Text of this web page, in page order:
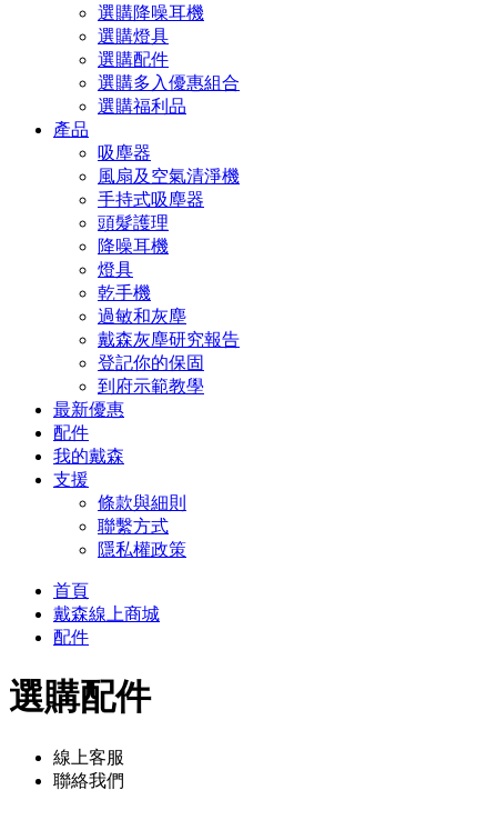
選購降噪耳機
選購燈具
選購配件
選購多入優惠組合
選購福利品
產品
吸塵器
風扇及空氣清淨機
手持式吸塵器
頭髮護理
降噪耳機
燈具
乾手機
過敏和灰塵
戴森灰塵研究報告
登記你的保固
到府示範教學
最新優惠
配件
我的戴森
支援
條款與細則
聯繫方式
隱私權政策
首頁
戴森線上商城
配件
選購配件
線上客服
聯絡我們